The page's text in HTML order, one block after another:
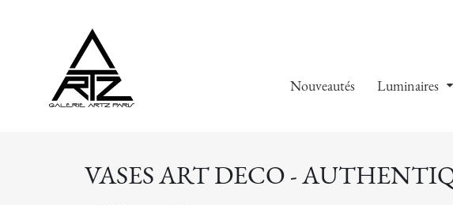
Nouveautés Luminaires
VASES ART DECO -